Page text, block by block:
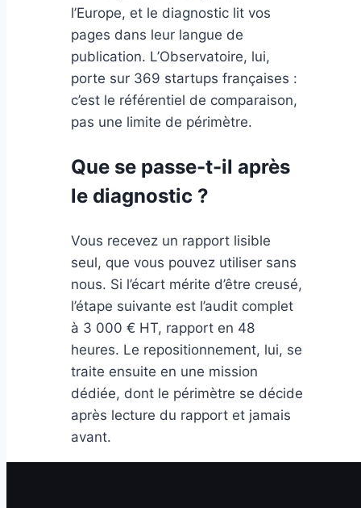
l’Europe, et le diagnostic lit vos
pages dans leur langue de
publication. L’Observatoire, lui,
porte sur 369 startups françaises :
c’est le référentiel de comparaison,
pas une limite de périmètre.
Que se passe-t-il après
le diagnostic ?
Vous recevez un rapport lisible
seul, que vous pouvez utiliser sans
nous. Si l’écart mérite d’être creusé,
l’étape suivante est l’audit complet
à 3 000 € HT, rapport en 48
heures. Le repositionnement, lui, se
traite ensuite en une mission
dédiée, dont le périmètre se décide
après lecture du rapport et jamais
avant.